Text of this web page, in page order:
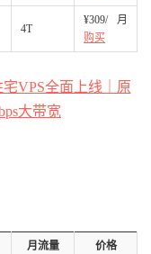
4T
¥309/月
购买
月流量 价格